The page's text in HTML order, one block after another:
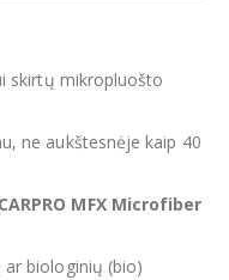
skirtų mikropluošto
ne aukštesnėje kaip 40
CARPRO MFX Microfiber
biologinių (bio)